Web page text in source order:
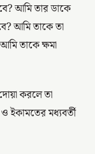
আমি তার ডাকে
আমি তাকে তা
তাকে ক্ষমা
করলে তা
ইকামতের মধ্যবর্তী